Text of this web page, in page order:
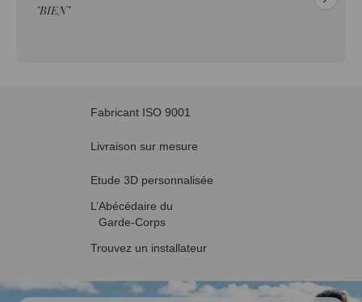
"Délai trop long pour un produit en stock."
Fabricant ISO 9001
Livraison sur mesure
Etude 3D personnalisée
L’Abécédaire du
Garde-Corps
Trouvez un installateur